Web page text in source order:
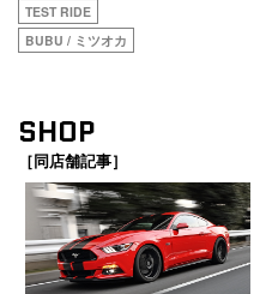
TEST RIDE
BUBU / ミツオカ
SHOP
［同店舗記事］